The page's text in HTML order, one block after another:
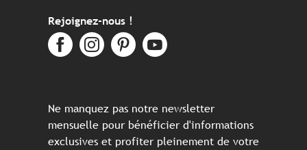
Rejoignez-nous !
Ne manquez pas notre newsletter
mensuelle pour bénéficier d'informations
exclusives et profiter pleinement de votre